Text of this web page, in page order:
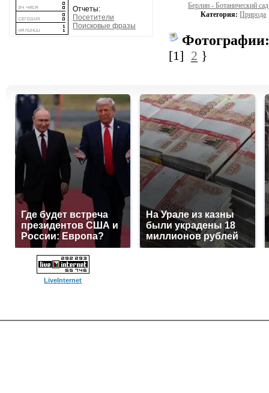
Отчеты:
Посетители
Поисковые фразы
Берлин - Ботанический
Категория: Природа
[1] 2 }
Где будет встреча
президентов США и
России: Европа?
На Урале из казны
были украдены 18
миллионов рублей
LiveInternet